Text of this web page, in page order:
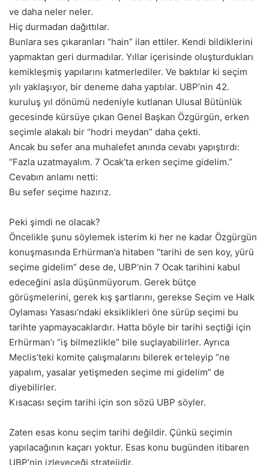
ve daha neler neler.
Hiç durmadan dağıttılar.
Bunlara ses çıkaranları “hain” ilan ettiler. Kendi bildiklerini
yapmaktan geri durmadılar. Yıllar içerisinde oluşturdukları
kemikleşmiş yapılarını katmerlediler. Ve baktılar ki seçim
yılı yaklaşıyor, bir deneme daha yaptılar. UBP’nin 42.
kuruluş yıl dönümü nedeniyle kutlanan Ulusal Bütünlük
gecesinde kürsüye çıkan Genel Başkan Özgürgün, erken
seçimle alakalı bir “hodri meydan” daha çekti.
Ancak bu sefer ana muhalefet anında cevabı yapıştırdı:
“Fazla uzatmayalım. 7 Ocak’ta erken seçime gidelim.”
Cevabın anlamı netti:
Bu sefer seçime hazırız.
Peki şimdi ne olacak?
Öncelikle şunu söylemek isterim ki her ne kadar Özgürgün
konuşmasında Erhürman’a hitaben “tarihi de sen koy, yürü
seçime gidelim” dese de, UBP’nin 7 Ocak tarihini kabul
edeceğini asla düşünmüyorum. Gerek bütçe
görüşmelerini, gerek kış şartlarını, gerekse Seçim ve Halk
Oylaması Yasası’ndaki eksiklikleri öne sürüp seçimi bu
tarihte yapmayacaklardır. Hatta böyle bir tarihi seçtiği için
Erhürman’ı “iş bilmezlikle” bile suçlayabilirler. Ayrıca
Meclis’teki komite çalışmalarını bilerek erteleyip “ne
yapalım, yasalar yetişmeden seçime mi gidelim” de
diyebilirler.
Kısacası seçim tarihi için son sözü UBP söyler.
Zaten esas konu seçim tarihi değildir. Çünkü seçimin
yapılacağının kaçarı yoktur. Esas konu bugünden itibaren
UBP’nin izleyeceği stratejidir.